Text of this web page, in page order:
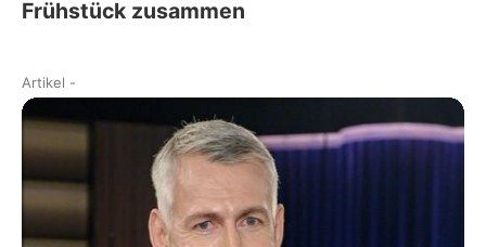
Frühstück zusammen
Artikel -